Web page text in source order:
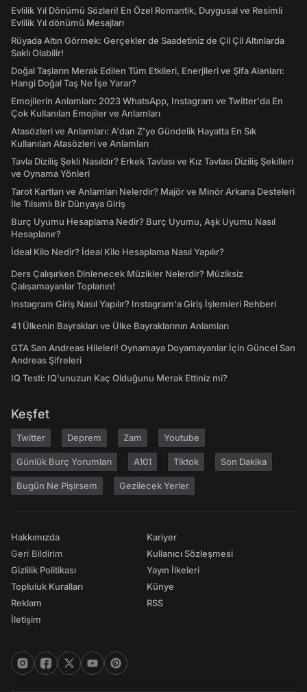
Evlilik Yıl Dönümü Sözleri! En Özel Romantik, Duygusal ve Resimli
Evlilik Yıl dönümü Mesajları
Rüyada Altın Görmek: Gerçekler de Saadetiniz de Çil Çil Altınlarda
Saklı Olabilir!
Doğal Taşların Merak Edilen Tüm Etkileri, Enerjileri ve Şifa Alanları:
Hangi Doğal Taş Ne İşe Yarar?
Emojilerin Anlamları: 2023 WhatsApp, Instagram ve Twitter'da En
Çok Kullanılan Emojiler ve Anlamları
Atasözleri ve Anlamları: A'dan Z'ye Gündelik Hayatta En Sık
Kullanılan Atasözleri ve Anlamları
Tavla Diziliş Şekli Nasıldır? Erkek Tavlası ve Kız Tavlası Diziliş Şekilleri
ve Oynama Yönleri
Tarot Kartları ve Anlamları Nelerdir? Majör ve Minör Arkana Desteleri
İle Tılsımlı Bir Dünyaya Giriş
Burç Uyumu Hesaplama Nedir? Burç Uyumu, Aşk Uyumu Nasıl
Hesaplanır?
İdeal Kilo Nedir? İdeal Kilo Hesaplama Nasıl Yapılır?
Ders Çalışırken Dinlenecek Müzikler Nelerdir? Müziksiz
Çalışamayanlar Toplanın!
Instagram Giriş Nasıl Yapılır? Instagram'a Giriş İşlemleri Rehberi
41 Ülkenin Bayrakları ve Ülke Bayraklarının Anlamları
GTA San Andreas Hileleri! Oynamaya Doyamayanlar İçin Güncel San
Andreas Şifreleri
IQ Testi: IQ'unuzun Kaç Olduğunu Merak Ettiniz mi?
Keşfet
Twitter Deprem Zam Youtube
Günlük Burç Yorumları A101 Tiktok Son Dakika
Bugün Ne Pişirsem Gezilecek Yerler
Hakkımızda
Geri Bildirim
Gizlilik Politikası
Topluluk Kuralları
Reklam
İletişim
Kariyer
Kullanıcı Sözleşmesi
Yayın İlkeleri
Künye
RSS